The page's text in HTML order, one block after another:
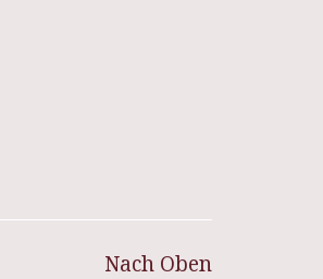
Nach Oben